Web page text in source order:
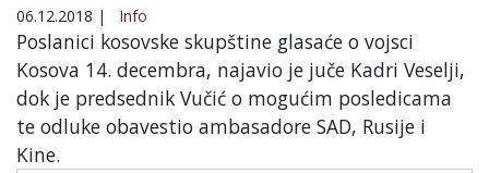
06.12.2018 | Info
Poslanici kosovske skupštine glasaće o vojsci
Kosova 14. decembra, najavio je juče Kadri Veselji,
dok je predsednik Vučić o mogućim posledicama
te odluke obavestio ambasadore SAD, Rusije i
Kine.